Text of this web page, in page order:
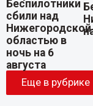
Еще в рубрике